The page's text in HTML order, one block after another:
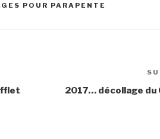
POUR PARAPENTE
2017… décollage du